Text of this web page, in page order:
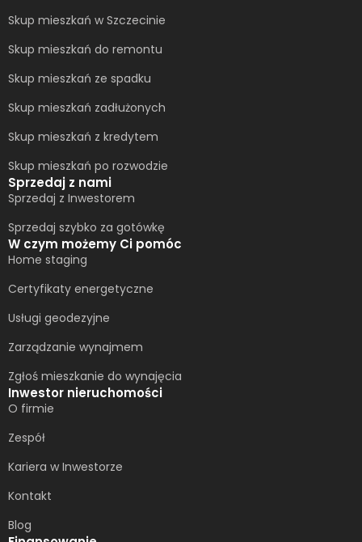
Skup mieszkań w Szczecinie
Skup mieszkań do remontu
Skup mieszkań ze spadku
Skup mieszkań zadłużonych
Skup mieszkań z kredytem
Skup mieszkań po rozwodzie
Sprzedaj z nami
Sprzedaj z Inwestorem
Sprzedaj szybko za gotówkę
W czym możemy Ci pomóc
Home staging
Certyfikaty energetyczne
Usługi geodezyjne
Zarządzanie wynajmem
Zgłoś mieszkanie do wynajęcia
Inwestor nieruchomości
O firmie
Zespół
Kariera w Inwestorze
Kontakt
Blog